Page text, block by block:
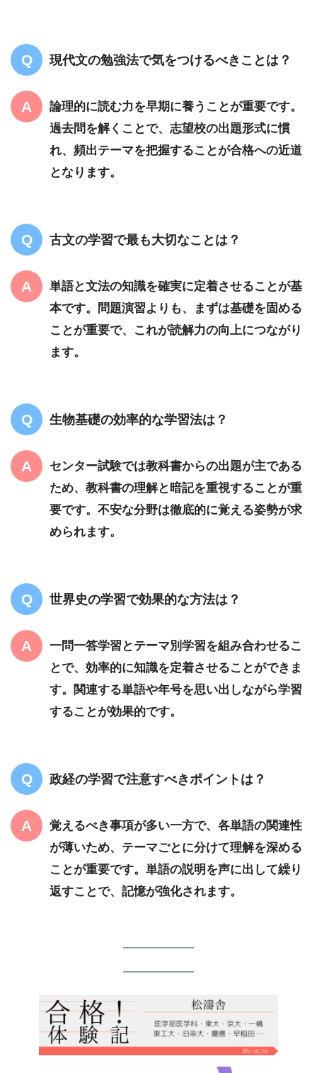
現代文の勉強法で気をつけるべきことは？
論理的に読む力を早期に養うことが重要です。
過去問を解くことで、志望校の出題形式に慣
れ、頻出テーマを把握することが合格への近道
となります。
古文の学習で最も大切なことは？
単語と文法の知識を確実に定着させることが基
本です。問題演習よりも、まずは基礎を固める
ことが重要で、これが読解力の向上につながり
ます。
生物基礎の効率的な学習法は？
センター試験では教科書からの出題が主である
ため、教科書の理解と暗記を重視することが重
要です。不安な分野は徹底的に覚える姿勢が求
められます。
世界史の学習で効果的な方法は？
一問一答学習とテーマ別学習を組み合わせるこ
とで、効率的に知識を定着させることができま
す。関連する単語や年号を思い出しながら学習
することが効果的です。
政経の学習で注意すべきポイントは？
覚えるべき事項が多い一方で、各単語の関連性
が薄いため、テーマごとに分けて理解を深める
ことが重要です。単語の説明を声に出して繰り
返すことで、記憶が強化されます。